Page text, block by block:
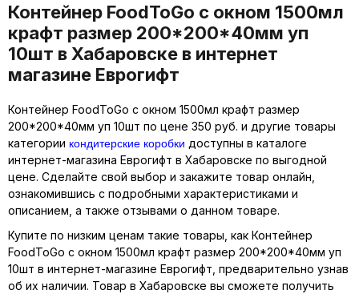
Контейнер FoodToGo с окном 1500мл
крафт размер 200*200*40мм уп
10шт в Хабаровске в интернет
магазине Еврогифт
Контейнер FoodToGo с окном 1500мл крафт размер
200*200*40мм уп 10шт по цене 350 руб. и другие товары
категории кондитерские коробки доступны в каталоге
интернет-магазина Еврогифт в Хабаровске по выгодной
цене. Сделайте свой выбор и закажите товар онлайн,
ознакомившись с подробными характеристиками и
описанием, а также отзывами о данном товаре.
Купите по низким ценам такие товары, как Контейнер
FoodToGo с окном 1500мл крафт размер 200*200*40мм уп
10шт в интернет-магазине Еврогифт, предварительно узнав
об их наличии. Товар в Хабаровске вы сможете получить